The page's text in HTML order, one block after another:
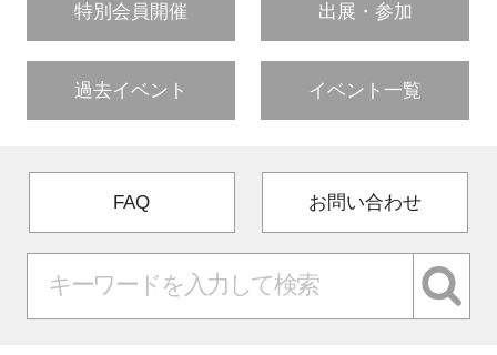
特別会員開催 出展・参加
過去イベント イベント一覧
FAQ お問い合わせ